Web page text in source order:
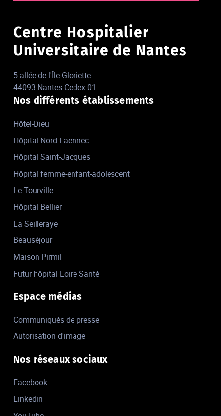
Centre Hospitalier
Universitaire de Nantes
5 allée de l'Île-Gloriette
44093 Nantes Cedex 01
Nos différents établissements
Hôtel-Dieu
Hôpital Nord Laennec
Hôpital Saint-Jacques
Hôpital femme-enfant-adolescent
Le Tourville
Hôpital Bellier
La Seilleraye
Beauséjour
Maison Pirmil
Futur hôpital Loire Santé
Espace médias
Communiqués de presse
Autorisation d'image
Nos réseaux sociaux
Facebook
Linkedin